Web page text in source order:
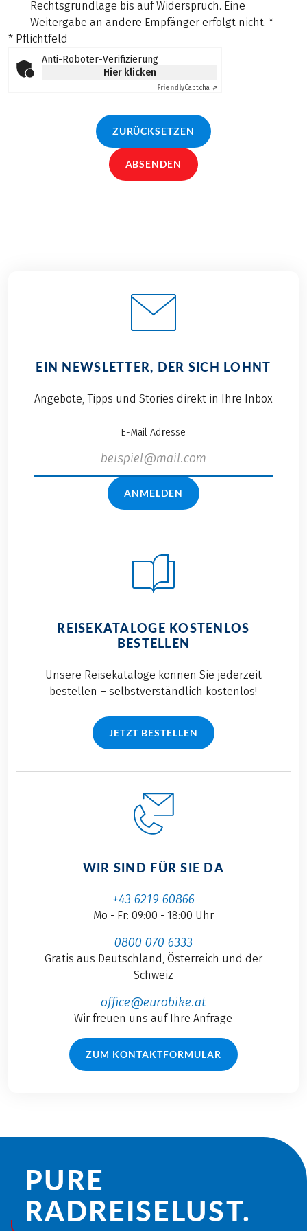
Rechtsgrundlage bis auf Widerspruch. Eine
Weitergabe an andere Empfänger erfolgt nicht. *
* Pflichtfeld
Anti-Roboter-Verifizierung
Hier klicken
FriendlyCaptcha ⇗
ZURÜCKSETZEN
ABSENDEN
EIN NEWSLETTER, DER SICH LOHNT
Angebote, Tipps und Stories direkt in Ihre Inbox
E-Mail Adresse
ANMELDEN
REISEKATALOGE KOSTENLOS
BESTELLEN
Unsere Reisekataloge können Sie jederzeit
bestellen – selbstverständlich kostenlos!
JETZT BESTELLEN
WIR SIND FÜR SIE DA
+43 6219 60866
Mo - Fr: 09:00 - 18:00 Uhr
0800 070 6333
Gratis aus Deutschland, Österreich und der
Schweiz
office@eurobike.at
Wir freuen uns auf Ihre Anfrage
ZUM KONTAKTFORMULAR
PURE
RADREISE­LUST.